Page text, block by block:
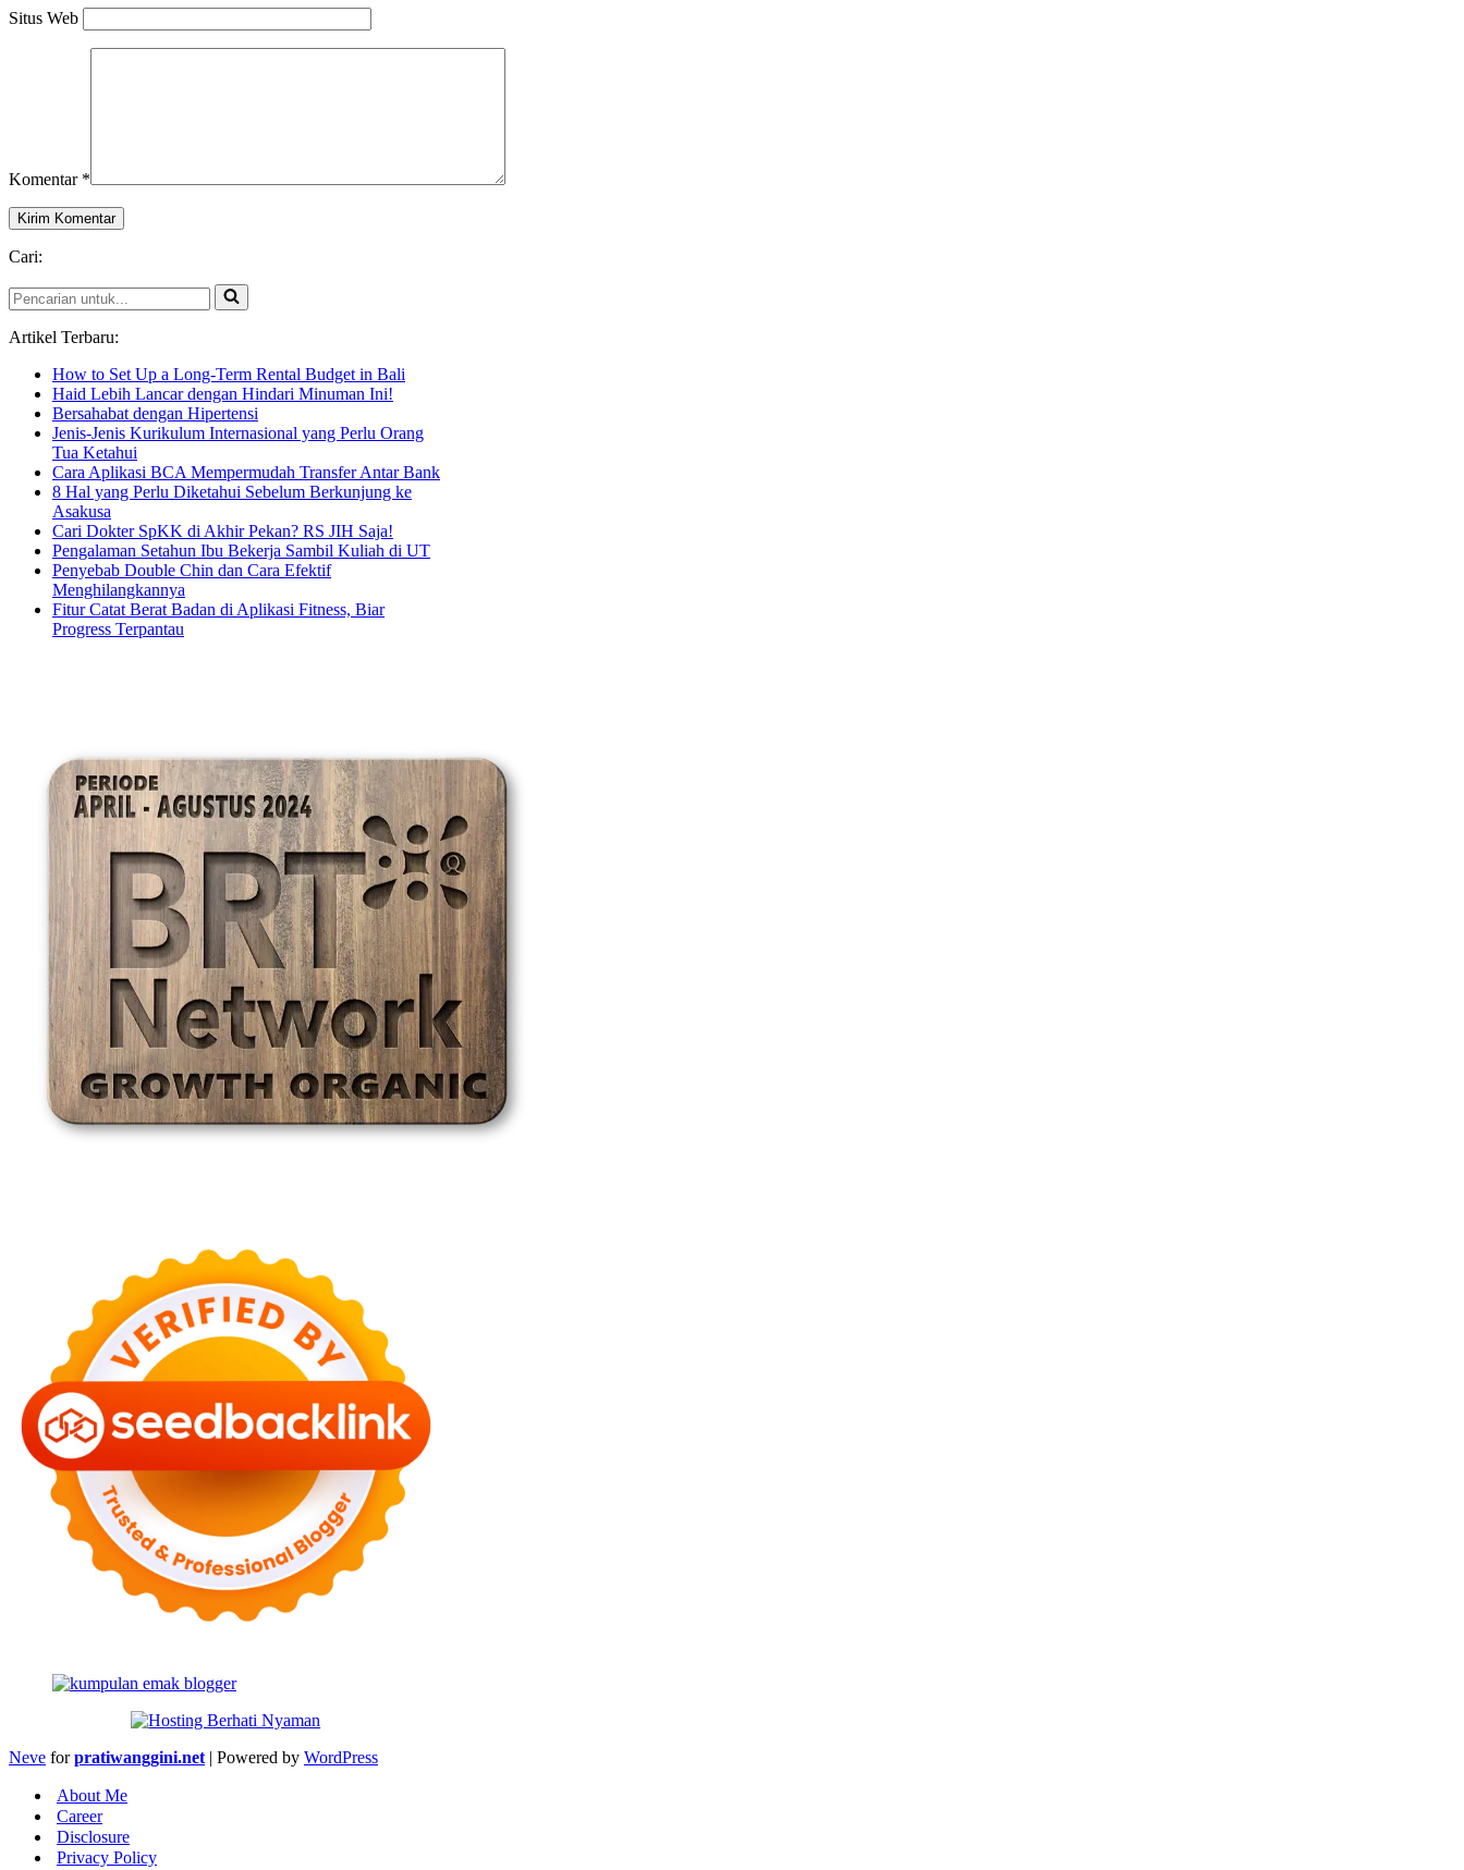
Situs Web
Komentar *
Cari:
Pencarian
untuk...
Artikel Terbaru:
How to Set Up a Long-Term Rental Budget in Bali
Haid Lebih Lancar dengan Hindari Minuman Ini!
Bersahabat dengan Hipertensi
Jenis-Jenis Kurikulum Internasional yang Perlu Orang
Tua Ketahui
Cara Aplikasi BCA Mempermudah Transfer Antar Bank
8 Hal yang Perlu Diketahui Sebelum Berkunjung ke
Asakusa
Cari Dokter SpKK di Akhir Pekan? RS JIH Saja!
Pengalaman Setahun Ibu Bekerja Sambil Kuliah di UT
Penyebab Double Chin dan Cara Efektif
Menghilangkannya
Fitur Catat Berat Badan di Aplikasi Fitness, Biar
Progress Terpantau
Neve forpratiwanggini.net | Powered by WordPress
About Me
Career
Disclosure
Privacy Policy